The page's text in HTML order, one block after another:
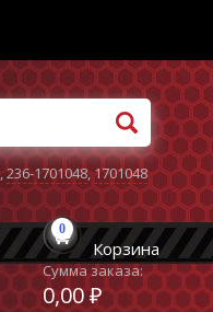
,236-1701048,1701048
0
Корзина
Сумма заказа:
0,00 ₽